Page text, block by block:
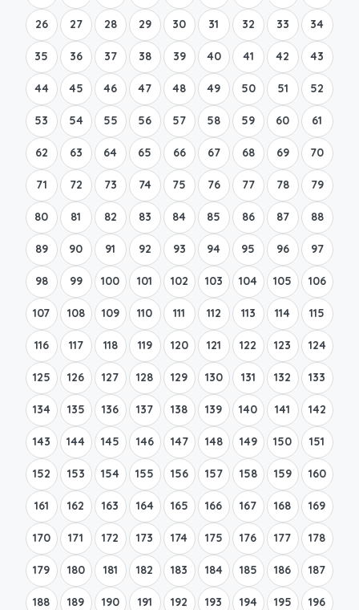
26 27 28 29 30 31 32 33 34
35 36 37 38 39 40 41 42 43
44 45 46 47 48 49 50 51 52
53 54 55 56 57 58 59 60 61
62 63 64 65 66 67 68 69 70
71 72 73 74 75 76 77 78 79
80 81 82 83 84 85 86 87 88
89 90 91 92 93 94 95 96 97
98 99 100 101 102 103 104 105 106
107 108 109 110 111 112 113 114 115
116 117 118 119 120 121 122 123 124
125 126 127 128 129 130 131 132 133
134 135 136 137 138 139 140 141 142
143 144 145 146 147 148 149 150 151
152 153 154 155 156 157 158 159 160
161 162 163 164 165 166 167 168 169
170 171 172 173 174 175 176 177 178
179 180 181 182 183 184 185 186 187
188 189 190 191 192 193 194 195 196